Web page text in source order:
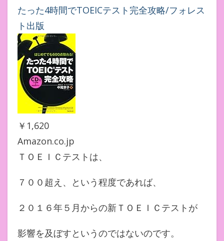
たった4時間でTOEICテスト完全攻略/フォレス
ト出版
￥1,620
Amazon.co.jp
ＴＯＥＩＣテストは、
７００超え、という程度であれば、
２０１６年５月からの新ＴＯＥＩＣテストが
影響を及ぼすというのではないのです。